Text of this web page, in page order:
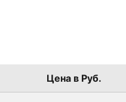
Цена в Руб.